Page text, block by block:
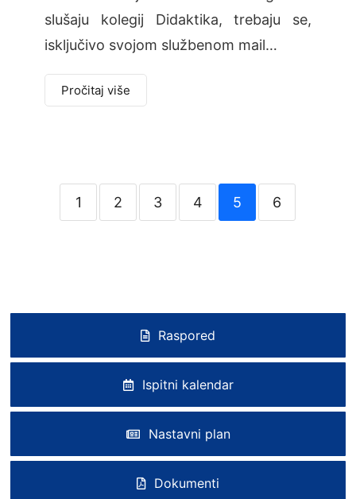
slušaju kolegij Didaktika, trebaju se,
isključivo svojom službenom mail…
Pročitaj više
1 2 3 4 5 6
Raspored
Ispitni kalendar
Nastavni plan
Dokumenti